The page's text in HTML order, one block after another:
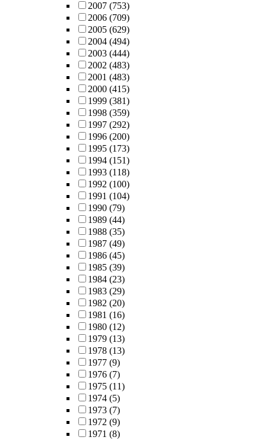
2007 (753)
2006 (709)
2005 (629)
2004 (494)
2003 (444)
2002 (483)
2001 (483)
2000 (415)
1999 (381)
1998 (359)
1997 (292)
1996 (200)
1995 (173)
1994 (151)
1993 (118)
1992 (100)
1991 (104)
1990 (79)
1989 (44)
1988 (35)
1987 (49)
1986 (45)
1985 (39)
1984 (23)
1983 (29)
1982 (20)
1981 (16)
1980 (12)
1979 (13)
1978 (13)
1977 (9)
1976 (7)
1975 (11)
1974 (5)
1973 (7)
1972 (9)
1971 (8)